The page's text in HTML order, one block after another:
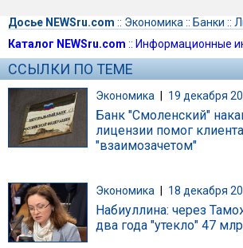
Досье NEWSru.com :: Экономика :: Банки ::
Каталог NEWSru.com :: Информационные
ССЫЛКИ ПО ТЕМЕ
Экономика | 19 декабря
Банк "Смоленский"
лицензии помог
"взаимозачетом"
Экономика 18 декабря
Набиуллина: через
два года "утекло" 47